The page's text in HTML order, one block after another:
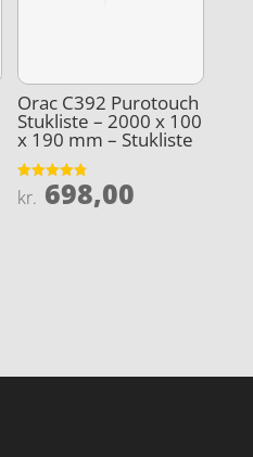
Orac C392 Purotouch
Stukliste – 2000 x 100
x 190 mm – Stukliste
Vurderet
4.8
kr. 698,00